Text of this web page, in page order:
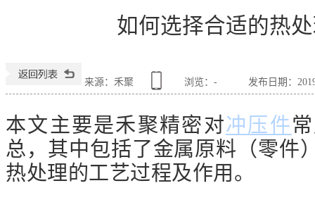
如何选择合适的热
来源：禾聚 浏览： - 发布日期：
本文主要是禾聚精密对冲压件
总，其中包括了金属原料（零件
热处理的工艺过程及作用。